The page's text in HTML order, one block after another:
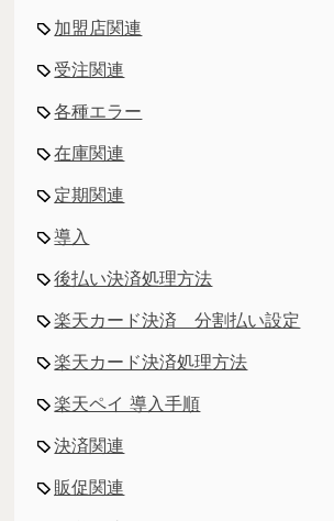
加盟店関連
受注関連
各種エラー
在庫関連
定期関連
導入
後払い決済処理方法
楽天カード決済 分割払い設定
楽天カード決済処理方法
楽天ペイ 導入手順
決済関連
販促関連